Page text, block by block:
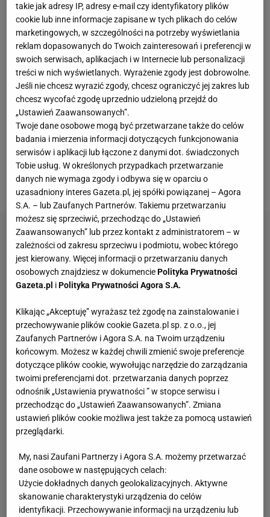
Ralf Schumacher to były kierowcaFormuły 1z lat
1997-2007. W tym czasie młodszy brat Michaela
wygrał sześć wyścigów, a jego najlepszym wynikiem
w karierze było czwarte miejsce, które osiągał w
2001 i 2002 r. jako kierowcaWilliamsa. W latach
2001-2015 Ralf był w związku z Corą Schumacher,
niemiecką aktorką, modelką oraz prezenterką
telewizyjną, z którą miał synka Davida. Syn poszedł
w ślady ojca i także został kierowcą wyścigowym. W
2015 r. doszło jednak do rozstania pary
Schumacherów.
takie jak adresy IP, adresy e-mail czy identyfikatory plików
cookie lub inne informacje zapisane w tych plikach do celów
marketingowych, w szczególności na potrzeby wyświetlania
reklam dopasowanych do Twoich zainteresowań i preferencji w
swoich serwisach, aplikacjach i w Internecie lub personalizacji
treści w nich wyświetlanych. Wyrażenie zgody jest dobrowolne.
Jeśli nie chcesz wyrazić zgody, chcesz ograniczyć jej zakres lub
chcesz wycofać zgodę uprzednio udzieloną przejdź do
„Ustawień Zaawansowanych”.
Twoje dane osobowe mogą być przetwarzane także do celów
badania i mierzenia informacji dotyczących funkcjonowania
serwisów i aplikacji lub łączone z danymi dot. świadczonych
Tobie usług. W określonych przypadkach przetwarzanie
danych nie wymaga zgody i odbywa się w oparciu o
uzasadniony interes Gazeta.pl, jej spółki powiązanej – Agora
S.A. – lub Zaufanych Partnerów. Takiemu przetwarzaniu
możesz się sprzeciwić, przechodząc do „Ustawień
Zaawansowanych” lub przez kontakt z administratorem – w
zależności od zakresu sprzeciwu i podmiotu, wobec którego
jest kierowany. Więcej informacji o przetwarzaniu danych
osobowych znajdziesz w dokumenciePolityka Prywatności
Gazeta.pl iPolityka Prywatności Agora S.A.
Klikając „Akceptuję” wyrażasz też zgodę na zainstalowanie i
przechowywanie plików cookie Gazeta.pl sp. z o.o., jej
Zaufanych Partnerów i Agora S.A. na Twoim urządzeniu
końcowym. Możesz w każdej chwili zmienić swoje preferencje
dotyczące plików cookie, wywołując narzędzie do zarządzania
twoimi preferencjami dot. przetwarzania danych poprzez
odnośnik „Ustawienia prywatności ” w stopce serwisu i
przechodząc do „Ustawień Zaawansowanych”. Zmiana
ustawień plików cookie możliwa jest także za pomocą ustawień
przeglądarki.
My, nasi Zaufani Partnerzy i Agora S.A. możemy przetwarzać
dane osobowe w następujących celach:
Użycie dokładnych danych geolokalizacyjnych. Aktywne
skanowanie charakterystyki urządzenia do celów
identyfikacji. Przechowywanie informacji na urządzeniu lub